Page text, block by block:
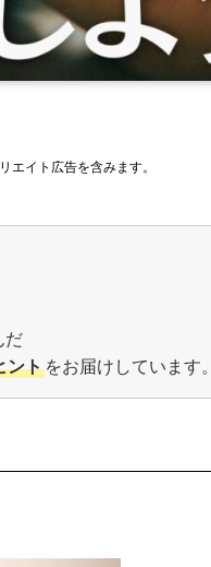
エイト広告を含みます。
だ
ント をお届けしています。